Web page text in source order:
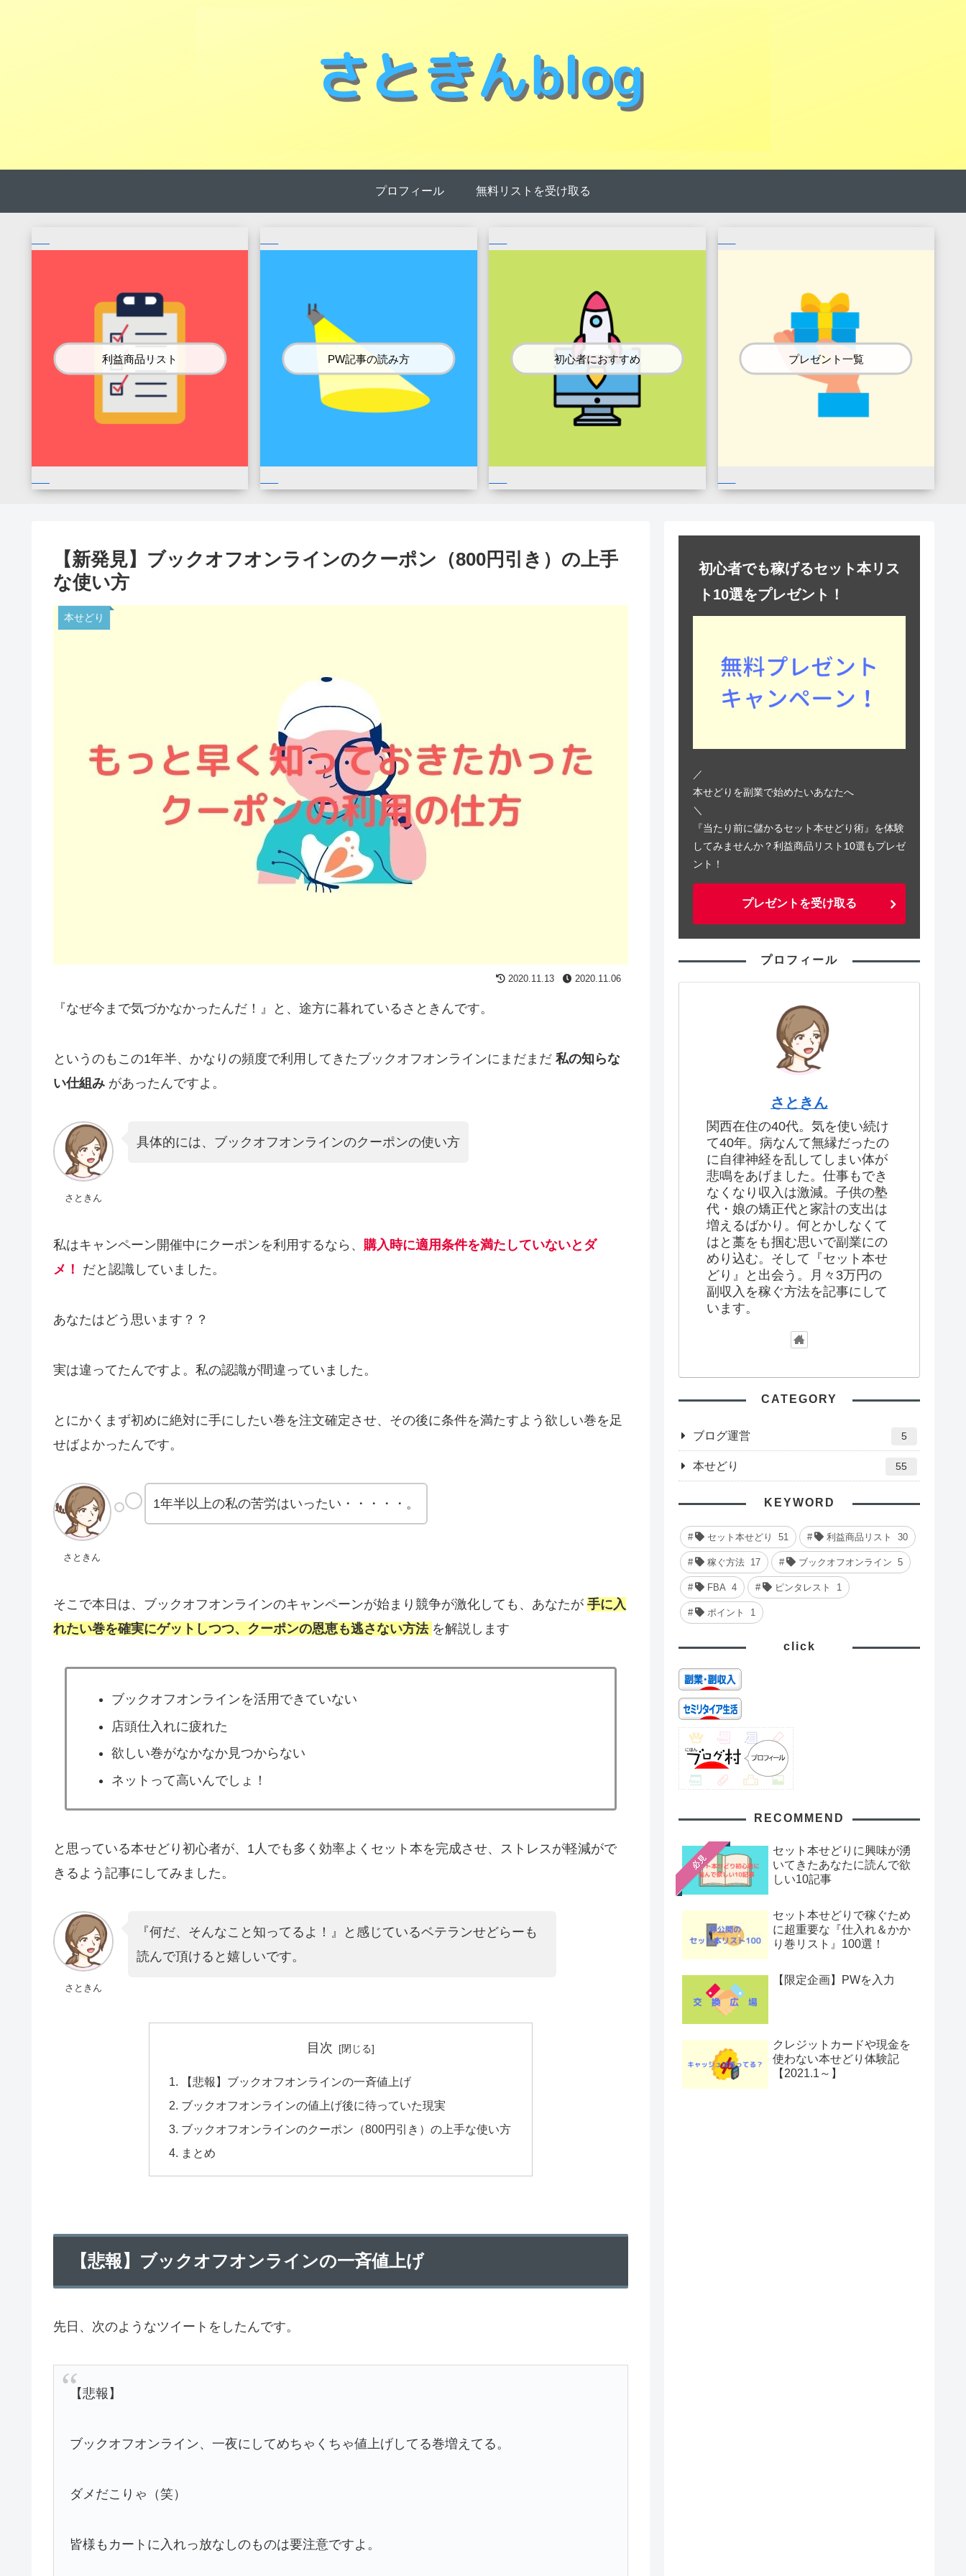
プロフィール 無料リストを受け取る
利益商品リスト PW記事の読み方 初心者におすすめ プレゼント一覧
【新発見】ブックオフオンラインのクーポン（800円引き）の上手
な使い方
本せどり
2020.11.13 2020.11.06
『なぜ今まで気づかなかったんだ！』と、途方に暮れているさときんです。
というのもこの1年半、かなりの頻度で利用してきたブックオフオンラインにまだまだ 私の知らな
い仕組み があったんですよ。
さときん
具体的には、ブックオフオンラインのクーポンの使い方
私はキャンペーン開催中にクーポンを利用するなら、 購入時に適用条件を満たしていないとダ
メ！ だと認識していました。
あなたはどう思います？？
実は違ってたんですよ。私の認識が間違っていました。
とにかくまず初めに絶対に手にしたい巻を注文確定させ、その後に条件を満たすよう欲しい巻を足
せばよかったんです。
さときん
1年半以上の私の苦労はいったい・・・・・。
そこで本日は、ブックオフオンラインのキャンペーンが始まり競争が激化しても、あなたが 手に入
れたい巻を確実にゲットしつつ、クーポンの恩恵も逃さない方法 を解説します
ブックオフオンラインを活用できていない
店頭仕入れに疲れた
欲しい巻がなかなか見つからない
ネットって高いんでしょ！
と思っている本せどり初心者が、1人でも多く効率よくセット本を完成させ、ストレスが軽減がで
きるよう記事にしてみました。
さときん
『何だ、そんなこと知ってるよ！』と感じているベテランせどらーも
読んで頂けると嬉しいです。
目次
【悲報】ブックオフオンラインの一斉値上げ
ブックオフオンラインの値上げ後に待っていた現実
ブックオフオンラインのクーポン（800円引き）の上手な使い方
まとめ
【悲報】ブックオフオンラインの一斉値上げ
先日、次のようなツイートをしたんです。
【悲報】
ブックオフオンライン、一夜にしてめちゃくちゃ値上げしてる巻増えてる。
ダメだこりゃ（笑）
皆様もカートに入れっ放なしのものは要注意ですよ。
初心者でも稼げるセット本リス
ト10選をプレゼント！
／
本せどりを副業で始めたいあなたへ
＼
『当たり前に儲かるセット本せどり術』を体験
してみませんか？利益商品リスト10選もプレゼ
ント！
プレゼントを受け取る
プロフィール
さときん
関西在住の40代。気を使い続け
て40年。病なんて無縁だったの
に自律神経を乱してしまい体が
悲鳴をあげました。仕事もでき
なくなり収入は激減。子供の塾
代・娘の矯正代と家計の支出は
増えるばかり。何とかしなくて
はと藁をも掴む思いで副業にの
めり込む。そして『セット本せ
どり』と出会う。月々3万円の
副収入を稼ぐ方法を記事にして
います。
CATEGORY
ブログ運営 5
本せどり 55
KEYWORD
セット本せどり 51 利益商品リスト 30
稼ぐ方法 17 ブックオフオンライン 5
FBA 4 ピンタレスト 1
ポイント 1
click
RECOMMEND
必見
セット本せどりに興味が湧
いてきたあなたに読んで欲
しい10記事
セット本せどりで稼ぐため
に超重要な『仕入れ＆かか
り巻リスト』100選！
【限定企画】PWを入力
クレジットカードや現金を
使わない本せどり体験記
【2021.1～】